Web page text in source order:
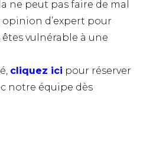
ne peut pas faire de mal
opinion d’expert pour
vulnérable à une
cliquez ici pour réserver
notre équipe dès